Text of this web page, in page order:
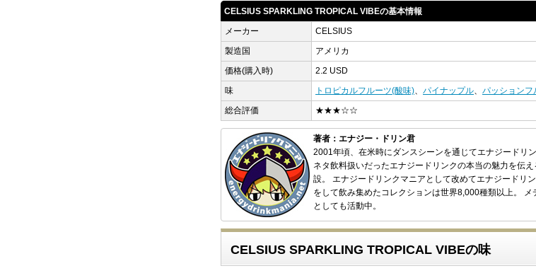
CELSIUS SPARKLING TROPICAL VIBEの基本情報
メーカー
CELSIUS
製造国
アメリカ
価格(購入時)
2.2 USD
味
トロピカルフルーツ(酸味)、 パイナップル、 パッションフ
総合評価
★★★☆☆
著者：エナジー・ドリン君
2001年頃、在米時にダンスシーンを通じてエナジードリ
ネタ飲料扱いだったエナジードリンクの本当の魅力を伝
設。 エナジードリンクマニアとして改めてエナジードリ
をして飲み集めたコレクションは世界8,000種類以上。
としても活動中。
CELSIUS SPARKLING TROPICAL VIBEの味